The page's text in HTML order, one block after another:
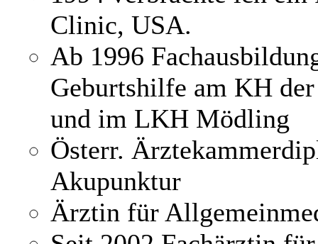
Clinic, USA.
Ab 1996
Geburtshilfe am KH
und im LKH Mödling
Österr.
Akupunktur
Ärztin für